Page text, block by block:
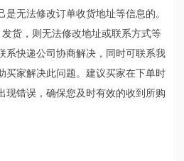
无法修改订单收货地址等信息的。
货，则无法修改地址或联系方式等
系快递公司协商解决，同时可联系我
买家解决此问题。建议买家在下单时
现错误，确保您及时有效的收到所购